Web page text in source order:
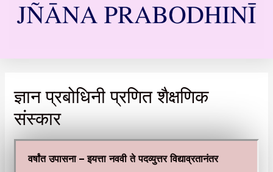
ज्ञान प्रबोधिनी प्रणित शैक्षणिक
संस्कार
वर्षांत उपासना – इयत्ता नववी ते पदव्युत्तर विद्याव्रतानंतर